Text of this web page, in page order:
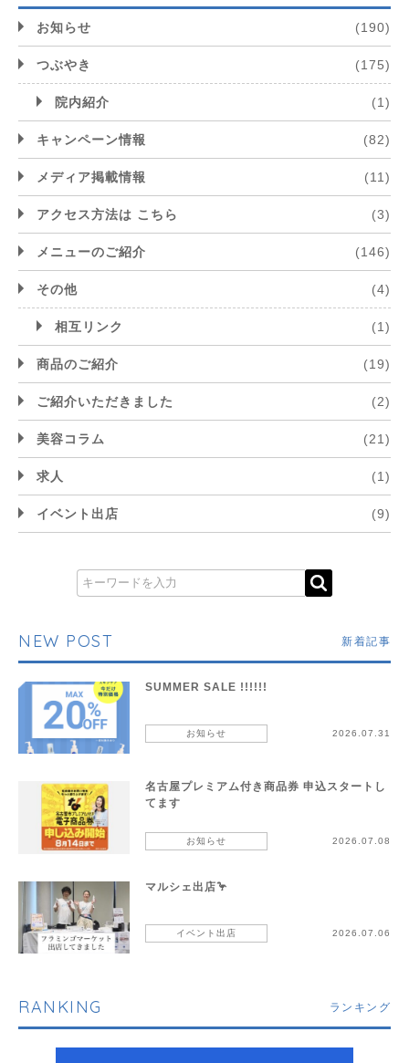
お知らせ (190)
つぶやき (175)
院内紹介 (1)
キャンペーン情報 (82)
メディア掲載情報 (11)
アクセス方法は こちら (3)
メニューのご紹介 (146)
その他 (4)
相互リンク (1)
商品のご紹介 (19)
ご紹介いただきました (2)
美容コラム (21)
求人 (1)
イベント出店 (9)
NEW POST 新着記事
SUMMER SALE !!!!!!
お知らせ 2026.07.31
名古屋プレミアム付き商品券 申込スタートし
てます
お知らせ 2026.07.08
マルシェ出店🦩
イベント出店 2026.07.06
RANKING ランキング